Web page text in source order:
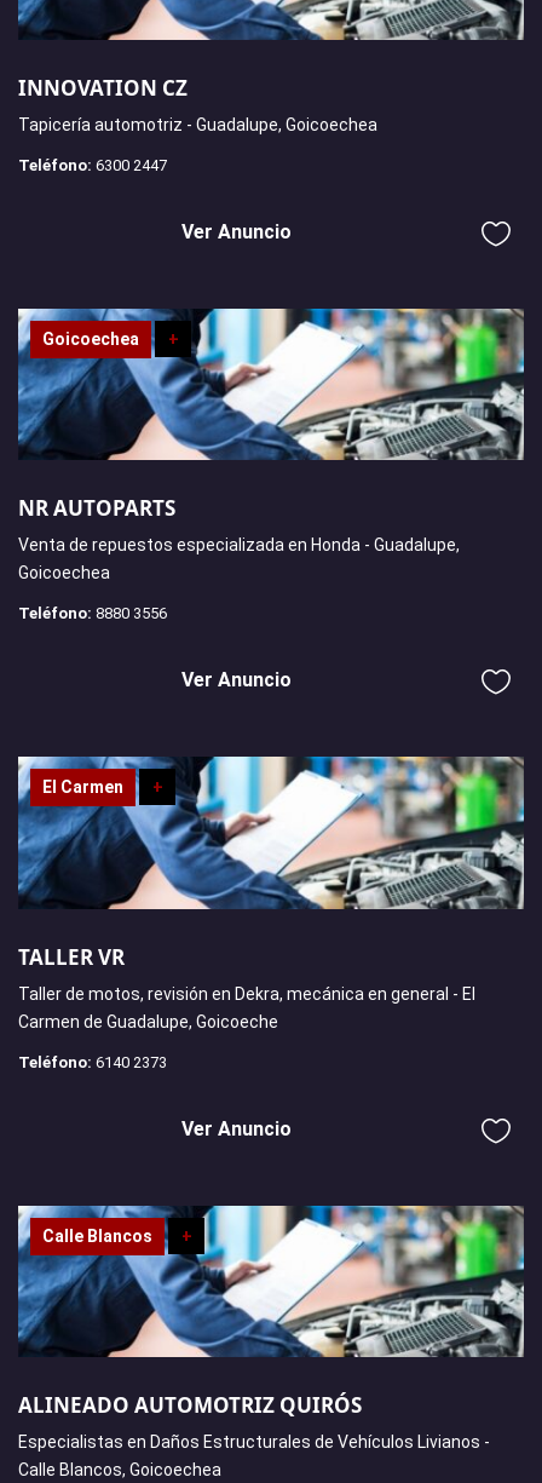
INNOVATION CZ
Tapicería automotriz - Guadalupe, Goicoechea
Teléfono: 6300 2447
Ver Anuncio
Goicoechea +
NR AUTOPARTS
Venta de repuestos especializada en Honda - Guadalupe,
Goicoechea
Teléfono: 8880 3556
Ver Anuncio
El Carmen +
TALLER VR
Taller de motos, revisión en Dekra, mecánica en general - El
Carmen de Guadalupe, Goicoeche
Teléfono: 6140 2373
Ver Anuncio
Calle Blancos +
ALINEADO AUTOMOTRIZ QUIRÓS
Especialistas en Daños Estructurales de Vehículos Livianos -
Calle Blancos, Goicoechea